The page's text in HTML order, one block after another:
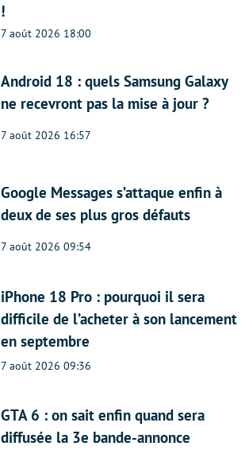
!
7 août 2026 18:00
Android 18 : quels Samsung Galaxy
ne recevront pas la mise à jour ?
7 août 2026 16:57
Google Messages s’attaque enfin à
deux de ses plus gros défauts
7 août 2026 09:54
iPhone 18 Pro : pourquoi il sera
difficile de l’acheter à son lancement
en septembre
7 août 2026 09:36
GTA 6 : on sait enfin quand sera
diffusée la 3e bande-annonce